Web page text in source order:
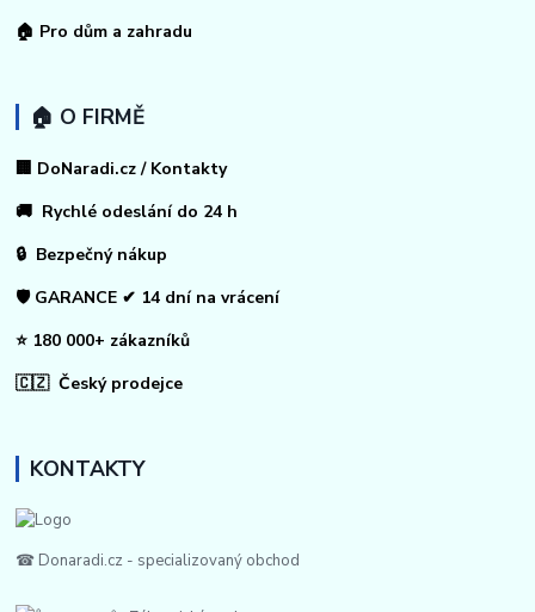
🏠 Pro dům a zahradu
🏠 O FIRMĚ
🏢 DoNaradi.cz / Kontakty
🚚 Rychlé odeslání do 24 h
🔒 Bezpečný nákup
🛡️ GARANCE ✔ 14 dní na vrácení
⭐ 180 000+ zákazníků
🇨🇿 Český prodejce
KONTAKTY
☎ Donaradi.cz - specializovaný obchod